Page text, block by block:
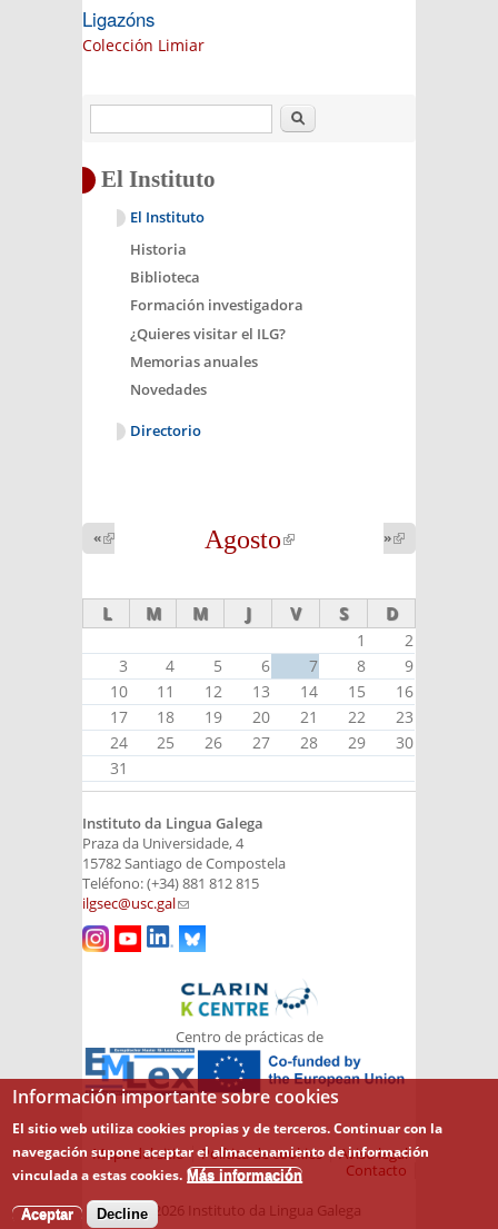
Ligazóns
Colección Limiar
Buscar
El Instituto
El Instituto
Historia
Biblioteca
Formación investigadora
¿Quieres visitar el ILG?
Memorias anuales
Novedades
Directorio
Agosto
(link is
«
external)
»
external)
L M M J V S D
1
2
3
4 5 6 7 8
9
10
11 12 13 14 15
16
17
18 19 20 21 22
23
24
25 26 27 28 29
30
31
Instituto da Lingua Galega
Praza da Universidade, 4
15782 Santiago de Compostela
Teléfono: (+34) 881 812 815
ilgsec@usc.gal(link sends e-mail)
Centro de prácticas de
Aviso legal
Política de cookies
Mapa del sitio
Contacto
© 2026 Instituto da Lingua Galega
Información importante sobre cookies
El sitio web utiliza cookies propias y de terceros. Continuar con la
navegación supone aceptar el almacenamiento de información
vinculada a estas cookies. Más información
Aceptar Decline